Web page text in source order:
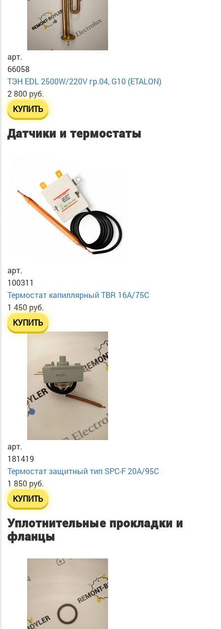
арт.
66058
ТЭН EDL 2500W/220V гр.04, G10 (ETALON)
2 800 руб.
КУПИТЬ
Датчики и термостаты
арт.
100311
Термостат капиллярный TBR 16A/75C
1 450 руб.
КУПИТЬ
арт.
181419
Термостат защитный тип SPC-F 20A/95C
1 850 руб.
КУПИТЬ
Уплотнительные прокладки и
фланцы